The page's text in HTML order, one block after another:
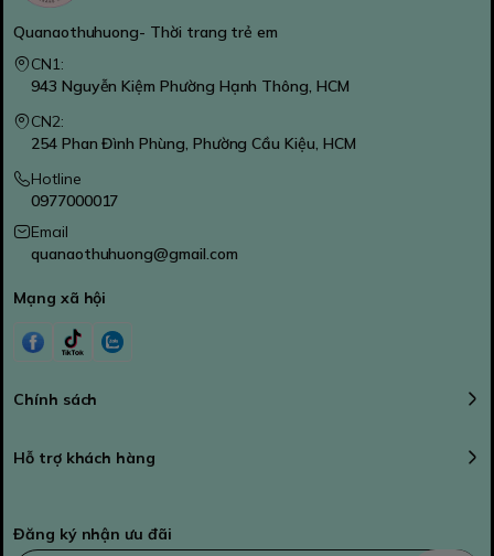
Quanaothuhuong- Thời trang trẻ em
CN1:
943 Nguyễn Kiệm Phường Hạnh Thông, HCM
CN2:
254 Phan Đình Phùng, Phường Cầu Kiệu, HCM
Hotline
0977000017
Email
quanaothuhuong@gmail.com
Mạng xã hội
Chính sách
Hỗ trợ khách hàng
Đăng ký nhận ưu đãi